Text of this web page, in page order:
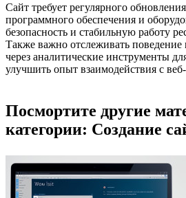
Сайт требует регулярного
программного обеспечения и
безопасность и стабильную работу
Также важно отслеживать поведение
через аналитические инструменты
улучшить опыт взаимодействия с
Посмортите другие
категории: Создание